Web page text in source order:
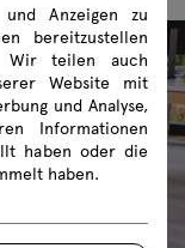
Anzeigen zu
bereitzustellen
Wir teilen auch
Website mit
und Analyse,
Informationen
haben oder die
haben.